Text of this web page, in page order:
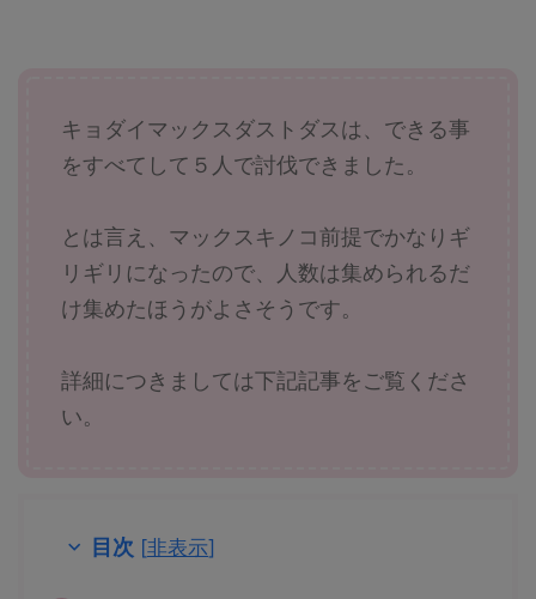
キョダイマックスダストダスは、できる事
をすべてして５人で討伐できました。
とは言え、マックスキノコ前提でかなりギ
リギリになったので、人数は集められるだ
け集めたほうがよさそうです。
詳細につきましては下記記事をご覧くださ
い。
目次 [非表示]